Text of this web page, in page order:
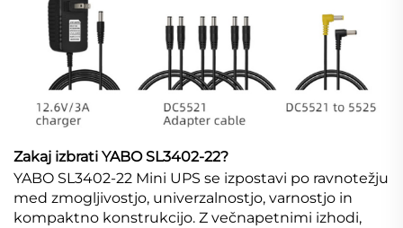
Zakaj izbrati YABO SL3402-22?
YABO SL3402-22 Mini UPS se izpostavi po ravnotežju
med zmogljivostjo, univerzalnostjo, varnostjo in
kompaktno konstrukcijo. Z večnapetnimi izhodi,